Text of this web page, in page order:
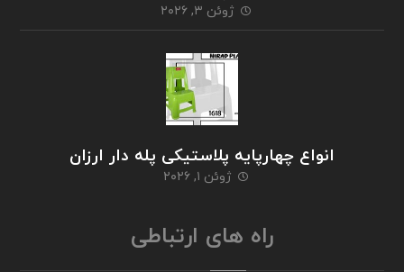
ژوئن ۳, ۲۰۲۶
انواع چهارپایه پلاستیکی پله دار ارزان
ژوئن ۱, ۲۰۲۶
راه های ارتباطی